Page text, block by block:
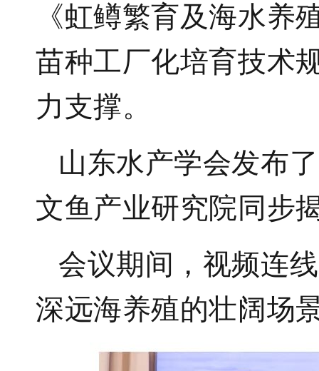
《虹鳟繁育及海水
苗种工厂化培育技术
力支撑。
山东水产学会发布
文鱼产业研究院同步
会议期间，视频连
深远海养殖的壮阔场